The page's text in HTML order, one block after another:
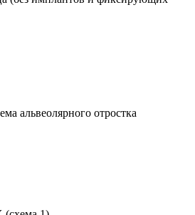
альвеолярного отростка